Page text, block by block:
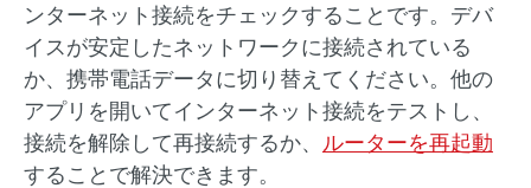
ンターネット接続をチェックすることです。デバ
イスが安定したネットワークに接続されている
か、携帯電話データに切り替えてください。他の
アプリを開いてインターネット接続をテストし、
接続を解除して再接続するか、 ルーターを再起動
することで解決できます。